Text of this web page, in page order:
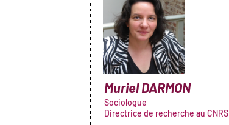
MurielDARMON
Sociologue
Directrice de recherche au CNRS